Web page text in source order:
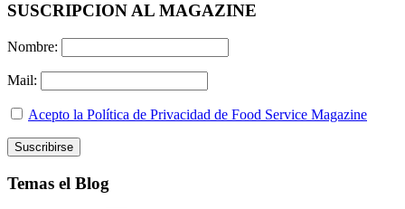
SUSCRIPCION AL MAGAZINE
Nombre:
Mail:
Acepto la Política de Privacidad de Food Service Magazine
Temas el Blog